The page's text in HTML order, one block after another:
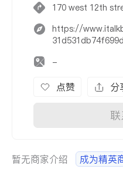
170 west 12th
https://
-
点赞 分
暂无商家介绍 成为精英